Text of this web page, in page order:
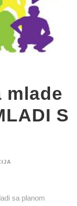
mlade
S
sa planom